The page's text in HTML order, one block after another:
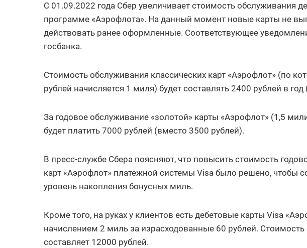
С 01.09.2022 года Сбер увеличивает стоимость обслуживания
программе «Аэрофлота». На данный момент новые карты не
действовать ранее оформленные. Соответствующее
госбанка.
Стоимость обслуживания классических карт «Аэрофлот» (по
рублей начисляется 1 миля) будет составлять 2400 рублей в
За годовое обслуживание «золотой» карты «Аэрофлот» (1,5
будет платить 7000 рублей (вместо 3500 рублей).
В пресс-службе Сбера поясняют, что повысить стоимость
карт «Аэрофлот» платежной системы Visa было решено, чтобы
уровень накопления бонусных миль.
Кроме того, на руках у клиентов есть дебетовые карты Visa
начислением 2 миль за израсходованные 60 рублей. Стоимость
составляет 12000 рублей.